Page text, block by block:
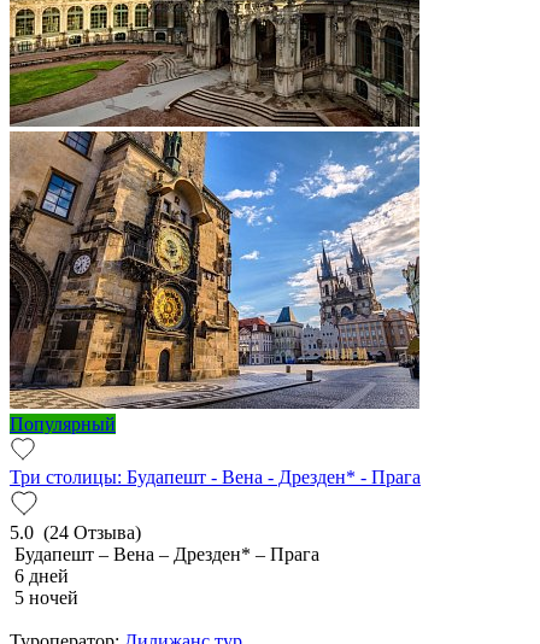
Популярный
Три столицы: Будапешт - Вена - Дрезден* - Прага
5.0 (24 Отзыва)
Будапешт – Вена – Дрезден* – Прага
6 дней
5 ночей